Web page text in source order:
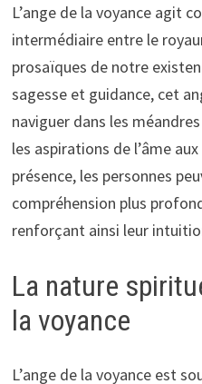
L’ange de la voyance agit
intermédiaire entre le
prosaïques de notre
sagesse et guidance, cet
naviguer dans les
les aspirations de l’âme
présence, les personnes
compréhension plus
renforçant ainsi leur
La nature
la voyance
L’ange de la voyance est